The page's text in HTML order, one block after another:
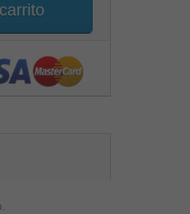
carrito